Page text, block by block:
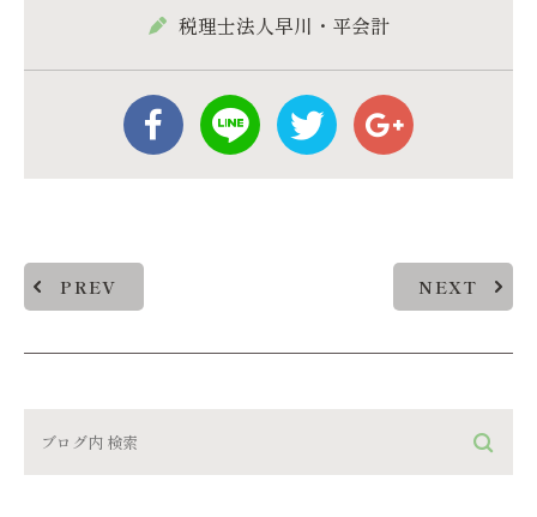
税理士法人早川・平会計
PREV NEXT